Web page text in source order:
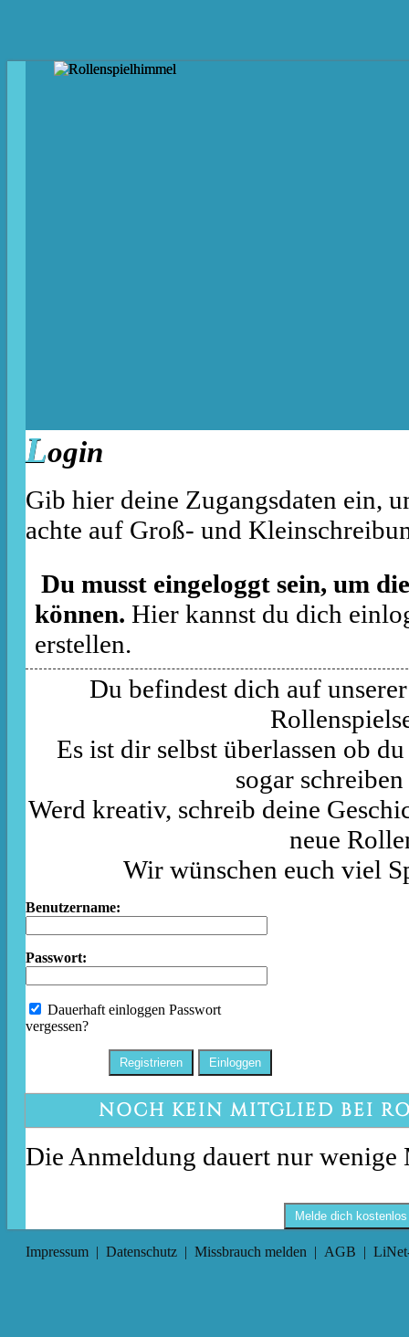
Login
Gib hier deine Zugangsdaten ein,
achte auf Groß- und
Du musst eingeloggt sein, um
können. Hier kannst du dich
erstellen.
Du befindest dich auf
Es ist dir selbst überlassen ob
sogar
Werd kreativ, schreib deine
neue
Wir wünschen euch viel
Benutzername:
Passwort:
Dauerhaft einloggen Passwort
vergessen?
NOCH KEIN MITGLIED BEI
Die Anmeldung dauert nur
Melde dich
Impressum | Datenschutz | Missbrauch melden | AGB |